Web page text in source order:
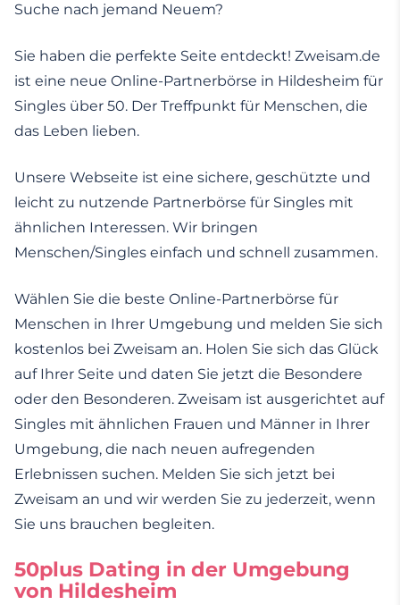
Suche nach jemand Neuem?
Sie haben die perfekte Seite entdeckt! Zweisam.de
ist eine neue Online-Partnerbörse in Hildesheim für
Singles über 50. Der Treffpunkt für Menschen, die
das Leben lieben.
Unsere Webseite ist eine sichere, geschützte und
leicht zu nutzende Partnerbörse für Singles mit
ähnlichen Interessen. Wir bringen
Menschen/Singles einfach und schnell zusammen.
Wählen Sie die beste Online-Partnerbörse für
Menschen in Ihrer Umgebung und melden Sie sich
kostenlos bei Zweisam an. Holen Sie sich das Glück
auf Ihrer Seite und daten Sie jetzt die Besondere
oder den Besonderen. Zweisam ist ausgerichtet auf
Singles mit ähnlichen Frauen und Männer in Ihrer
Umgebung, die nach neuen aufregenden
Erlebnissen suchen. Melden Sie sich jetzt bei
Zweisam an und wir werden Sie zu jederzeit, wenn
Sie uns brauchen begleiten.
50plus Dating in der Umgebung
von Hildesheim